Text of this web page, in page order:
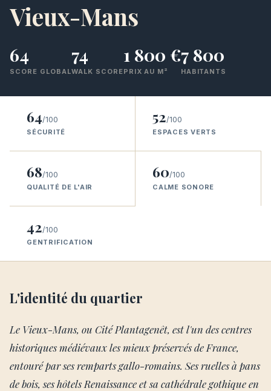
Vieux-Mans
64
SCORE GLOBAL
74
WALK SCORE
1 800 €
PRIX AU M²
7 800
HABITANTS
64/100
SÉCURITÉ
52/100
ESPACES VERTS
68/100
QUALITÉ DE L'AIR
60/100
CALME SONORE
42/100
GENTRIFICATION
L'identité du quartier
Le Vieux-Mans, ou Cité Plantagenêt, est l'un des centres
historiques médiévaux les mieux préservés de France,
entouré par ses remparts gallo-romains. Ses ruelles à pans
de bois, ses hôtels Renaissance et sa cathédrale gothique en